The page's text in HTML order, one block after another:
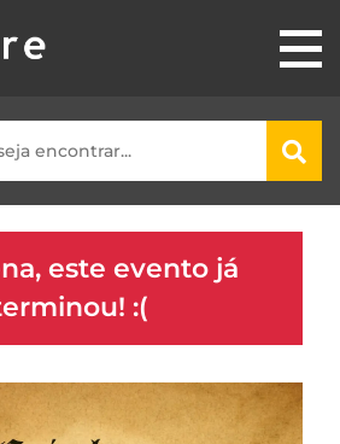
este evento já
:(